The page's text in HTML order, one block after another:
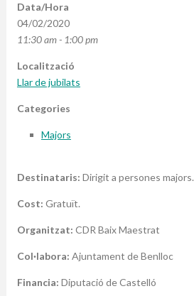
Data/Hora
04/02/2020
11:30 am - 1:00 pm
Localització
Llar de jubilats
Categories
Majors
Destinataris: Dirigit a persones majors.
Cost: Gratuït.
Organitzat: CDR Baix Maestrat
Col·labora: Ajuntament de Benlloc
Financia: Diputació de Castelló